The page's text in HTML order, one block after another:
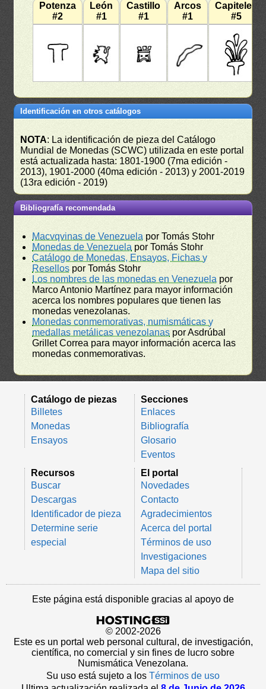
Potenza
#2
León
#1
Castillo
#1
Arcos
#1
Capiteles
#5
Identificación en otros catálogos
NOTA: La identificación de pieza del Catálogo
Mundial de Monedas (SCWC) utilizada en este portal
está actualizada hasta: 1801-1900 (7ma edición -
2013), 1901-2000 (40ma edición - 2013) y 2001-2019
(13ra edición - 2019)
Bibliografía recomendada
Macvqvinas de Venezuela por Tomás Stohr
Monedas de Venezuela por Tomás Stohr
Catálogo de Monedas, Ensayos, Fichas y
Resellos por Tomás Stohr
Los nombres de las monedas en Venezuela por
Marco Antonio Martínez para mayor información
acerca los nombres populares que tienen las
monedas venezolanas.
Monedas conmemorativas, numismáticas y
medallas metálicas venezolanas por Asdrúbal
Grillet Correa para mayor información acerca las
monedas conmemorativas.
Catálogo de piezas
Billetes
Monedas
Ensayos
Secciones
Enlaces
Bibliografía
Glosario
Eventos
Recursos
Buscar
Descargas
Identificador de pieza
Determine serie
especial
El portal
Novedades
Contacto
Agradecimientos
Acerca del portal
Términos de uso
Investigaciones
Mapa del sitio
Este página está disponible gracias al apoyo de
© 2002-2026
Este es un portal web personal cultural, de investigación,
científica, no comercial y sin fines de lucro sobre
Numismática Venezolana.
Su uso está sujeto a los Términos de uso